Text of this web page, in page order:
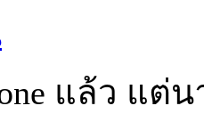
แล้ว แต่